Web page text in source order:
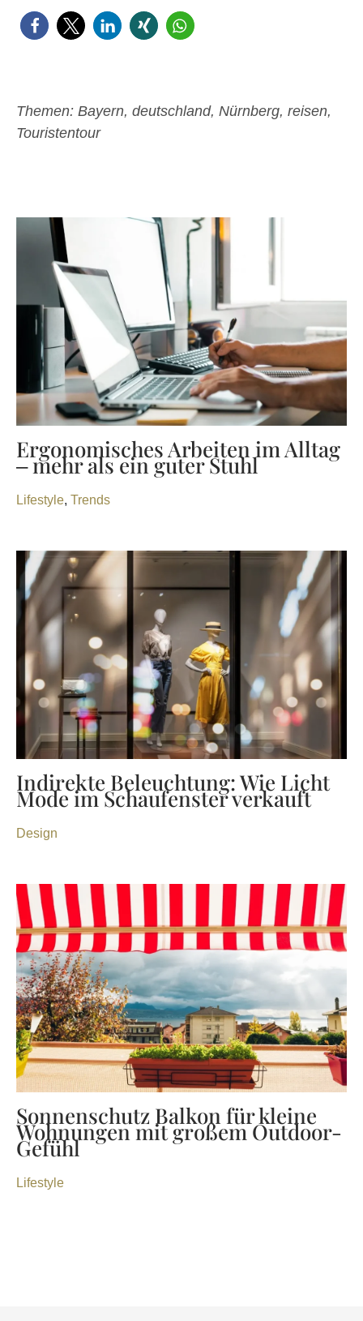
Themen: Bayern, deutschland, Nürnberg, reisen,
Touristentour
Ergonomisches Arbeiten im Alltag
– mehr als ein guter Stuhl
Lifestyle, Trends
Indirekte Beleuchtung: Wie Licht
Mode im Schaufenster verkauft
Design
Sonnenschutz Balkon für kleine
Wohnungen mit großem Outdoor-
Gefühl
Lifestyle